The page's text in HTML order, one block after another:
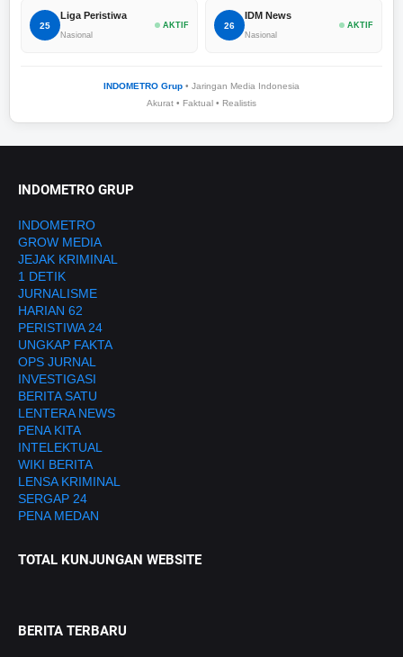
25
Liga Peristiwa
Nasional
AKTIF 26
IDM News
Nasional
AKTIF
INDOMETRO Grup • Jaringan Media Indonesia
Akurat • Faktual • Realistis
INDOMETRO GRUP
INDOMETRO
GROW MEDIA
JEJAK KRIMINAL
1 DETIK
JURNALISME
HARIAN 62
PERISTIWA 24
UNGKAP FAKTA
OPS JURNAL
INVESTIGASI
BERITA SATU
LENTERA NEWS
PENA KITA
INTELEKTUAL
WIKI BERITA
LENSA KRIMINAL
SERGAP 24
PENA MEDAN
TOTAL KUNJUNGAN WEBSITE
BERITA TERBARU